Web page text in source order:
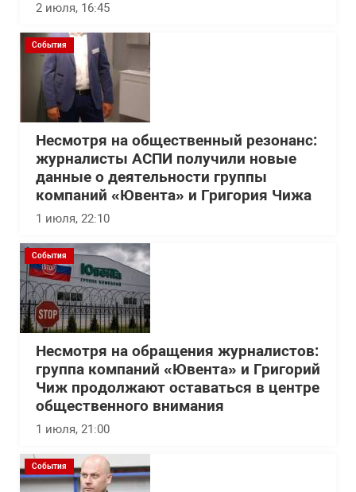
2 июля, 16:45
События
Несмотря на общественный резонанс:
журналисты АСПИ получили новые
данные о деятельности группы
компаний «Ювента» и Григория Чижа
1 июля, 22:10
События
Несмотря на обращения журналистов:
группа компаний «Ювента» и Григорий
Чиж продолжают оставаться в центре
общественного внимания
1 июля, 21:00
События